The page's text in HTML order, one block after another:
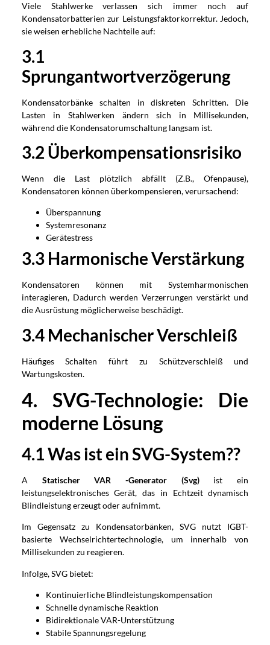
Viele Stahlwerke verlassen sich immer noch auf
Kondensatorbatterien zur Leistungsfaktorkorrektur. Jedoch,
sie weisen erhebliche Nachteile auf:
3.1
Sprungantwortverzögerung
Kondensatorbänke schalten in diskreten Schritten. Die
Lasten in Stahlwerken ändern sich in Millisekunden,
während die Kondensatorumschaltung langsam ist.
3.2 Überkompensationsrisiko
Wenn die Last plötzlich abfällt (Z.B., Ofenpause),
Kondensatoren können überkompensieren, verursachend:
Überspannung
Systemresonanz
Gerätestress
3.3 Harmonische Verstärkung
Kondensatoren können mit Systemharmonischen
interagieren, Dadurch werden Verzerrungen verstärkt und
die Ausrüstung möglicherweise beschädigt.
3.4 Mechanischer Verschleiß
Häufiges Schalten führt zu Schützverschleiß und
Wartungskosten.
4. SVG-Technologie: Die
moderne Lösung
4.1 Was ist ein SVG-System??
A Statischer VAR -Generator (Svg)ist ein
leistungselektronisches Gerät, das in Echtzeit dynamisch
Blindleistung erzeugt oder aufnimmt.
Im Gegensatz zu Kondensatorbänken, SVG nutzt IGBT-
basierte Wechselrichtertechnologie, um innerhalb von
Millisekunden zu reagieren.
Infolge, SVG bietet:
Kontinuierliche Blindleistungskompensation
Schnelle dynamische Reaktion
Bidirektionale VAR-Unterstützung
Stabile Spannungsregelung